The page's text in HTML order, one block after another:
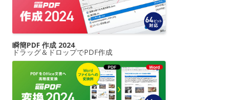
瞬簡PDF 作成 2024
ドラッグ＆ドロップでPDF作成